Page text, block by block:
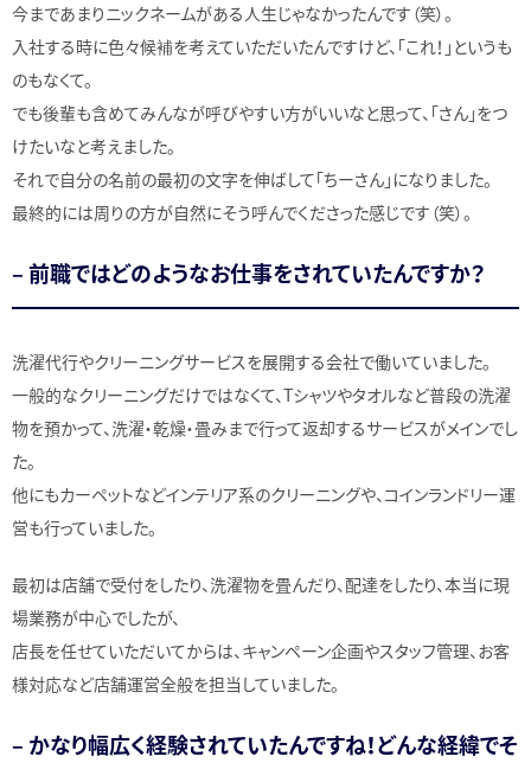
今まであまりニックネームがある人生じゃなかったんです（笑）。
入社する時に色々候補を考えていただいたんですけど、「これ！」というも
のもなくて。
でも後輩も含めてみんなが呼びやすい方がいいなと思って、「さん」をつ
けたいなと考えました。
それで自分の名前の最初の文字を伸ばして「ちーさん」になりました。
最終的には周りの方が自然にそう呼んでくださった感じです（笑）。
– 前職ではどのようなお仕事をされていたんですか？
洗濯代行やクリーニングサービスを展開する会社で働いていました。
一般的なクリーニングだけではなくて、Tシャツやタオルなど普段の洗濯
物を預かって、洗濯・乾燥・畳みまで行って返却するサービスがメインでし
た。
他にもカーペットなどインテリア系のクリーニングや、コインランドリー運
営も行っていました。
最初は店舗で受付をしたり、洗濯物を畳んだり、配達をしたり、本当に現
場業務が中心でしたが、
店長を任せていただいてからは、キャンペーン企画やスタッフ管理、お客
様対応など店舗運営全般を担当していました。
– かなり幅広く経験されていたんですね！どんな経緯でそ